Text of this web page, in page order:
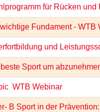
für Rücken und
Fundament - WTB
und
Sport um
 WTB Webinar
B Sport in der